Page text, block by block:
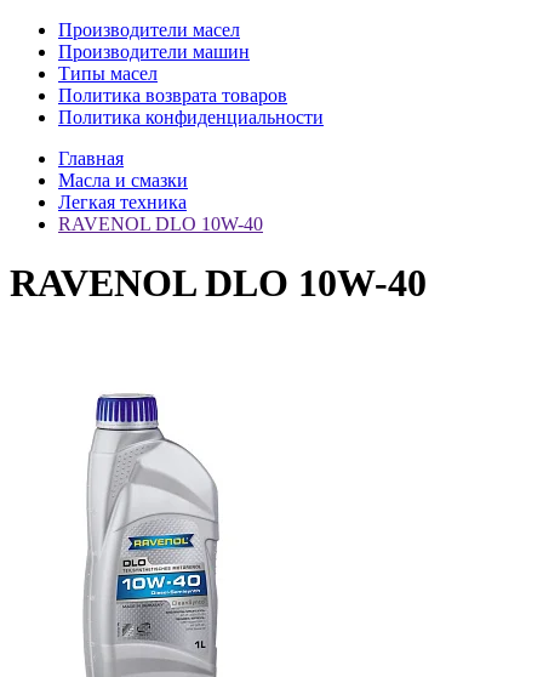
Производители масел
Производители машин
Типы масел
Политика возврата товаров
Политика конфиденциальности
Главная
Масла и смазки
Легкая техника
RAVENOL DLO 10W-40
RAVENOL DLO 10W-40